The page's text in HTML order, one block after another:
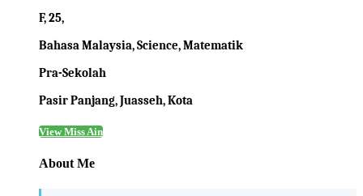
F, 25,
Bahasa Malaysia, Science, Matematik
Pra-Sekolah
Pasir Panjang, Juasseh, Kota
View Miss Ain
About Me